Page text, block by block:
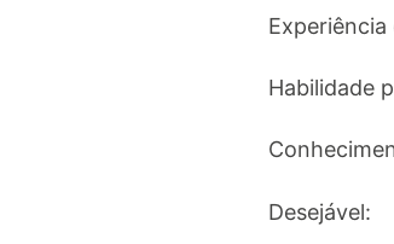
Habilidade
Desejável: